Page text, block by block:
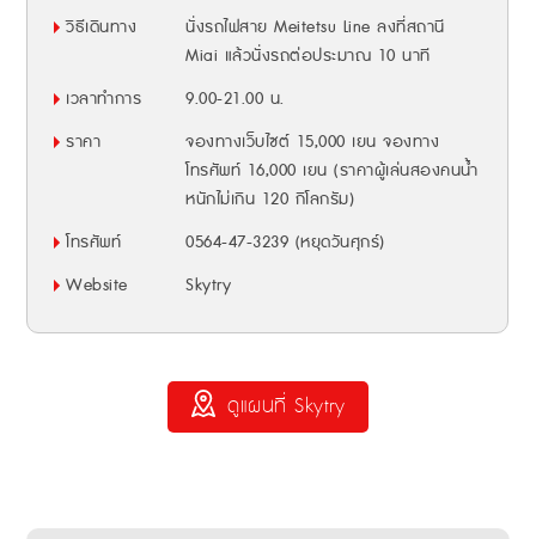
วิธีเดินทาง
นั่งรถไฟสาย Meitetsu Line ลงที่สถานี
Miai แล้วนั่งรถต่อประมาณ 10 นาที
เวลาทำการ
9.00-21.00 น.
ราคา
จองทางเว็บไซต์ 15,000 เยน จองทาง
โทรศัพท์ 16,000 เยน (ราคาผู้เล่นสองคนน้ำ
หนักไม่เกิน 120 กิโลกรัม)
โทรศัพท์
0564-47-3239 (หยุดวันศุกร์)
Website
Skytry
ดูแผนที่ Skytry